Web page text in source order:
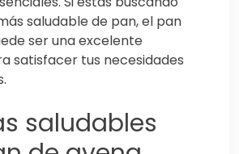
saludable de pan, el pan
ser una excelente
satisfacer tus necesidades
saludables